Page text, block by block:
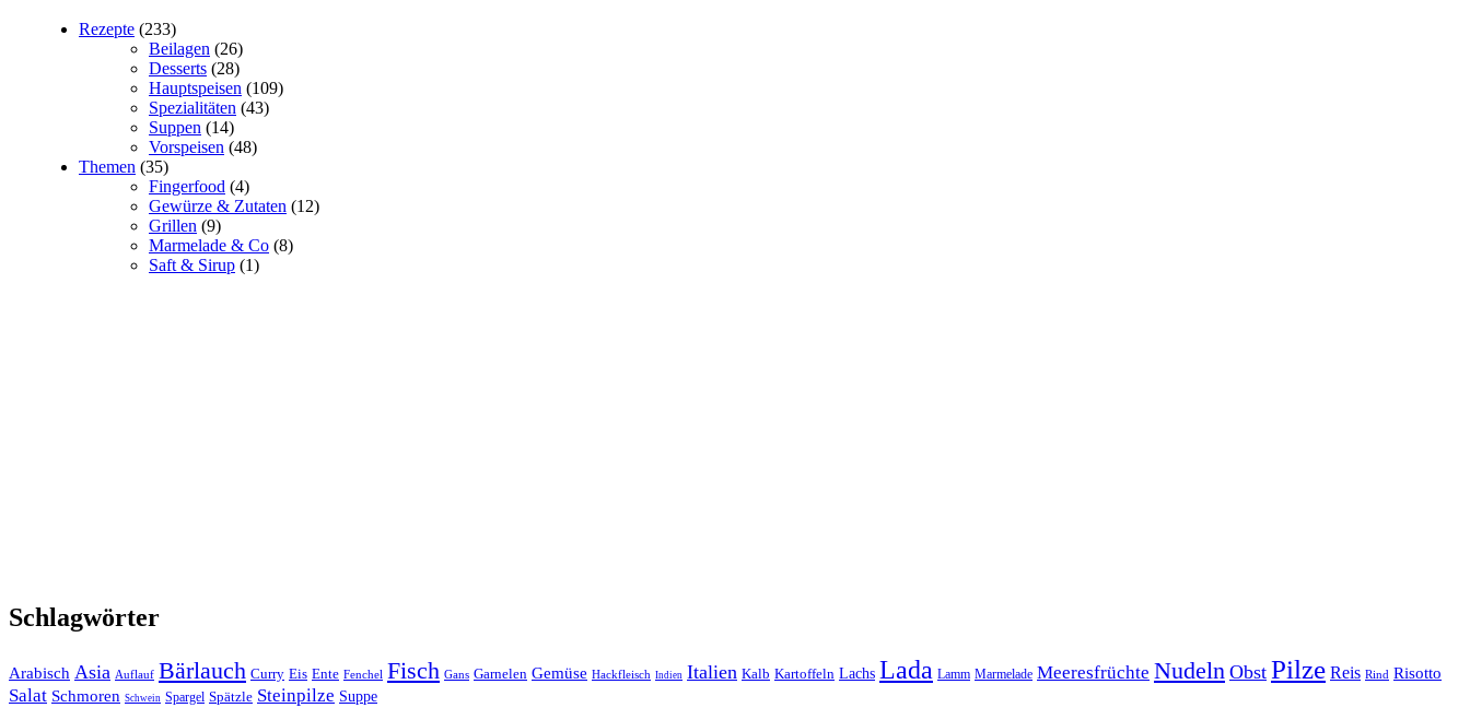
Rezepte (233)
Beilagen (26)
Desserts (28)
Hauptspeisen (109)
Spezialitäten (43)
Suppen (14)
Vorspeisen (48)
Themen (35)
Fingerfood (4)
Gewürze & Zutaten (12)
Grillen (9)
Marmelade & Co (8)
Saft & Sirup (1)
Schlagwörter
Arabisch Asia Auflauf Bärlauch Curry Eis Ente Fenchel Fisch Gans Garnelen Gemüse Hackfleisch Indien Italien Kalb Kartoffeln Lachs Lada Lamm Marmelade Meeresfrüchte Nudeln Obst Pilze Reis Rind Risotto
Salat Schmoren Schwein Spargel Spätzle Steinpilze Suppe